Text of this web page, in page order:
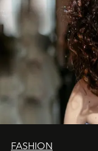
FASHION